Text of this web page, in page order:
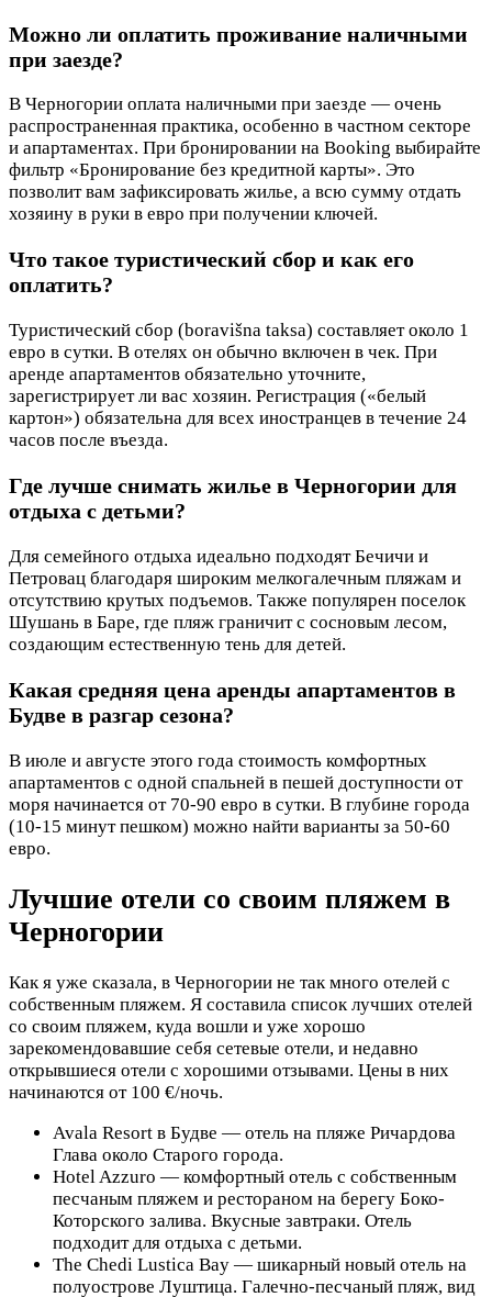
Можно ли оплатить проживание наличными
при заезде?
В Черногории оплата наличными при заезде — очень
распространенная практика, особенно в частном секторе
и апартаментах. При бронировании на Booking выбирайте
фильтр «Бронирование без кредитной карты». Это
позволит вам зафиксировать жилье, а всю сумму отдать
хозяину в руки в евро при получении ключей.
Что такое туристический сбор и как его
оплатить?
Туристический сбор (boravišna taksa) составляет около 1
евро в сутки. В отелях он обычно включен в чек. При
аренде апартаментов обязательно уточните,
зарегистрирует ли вас хозяин. Регистрация («белый
картон») обязательна для всех иностранцев в течение 24
часов после въезда.
Где лучше снимать жилье в Черногории для
отдыха с детьми?
Для семейного отдыха идеально подходят Бечичи и
Петровац благодаря широким мелкогалечным пляжам и
отсутствию крутых подъемов. Также популярен поселок
Шушань в Баре, где пляж граничит с сосновым лесом,
создающим естественную тень для детей.
Какая средняя цена аренды апартаментов в
Будве в разгар сезона?
В июле и августе этого года стоимость комфортных
апартаментов с одной спальней в пешей доступности от
моря начинается от 70-90 евро в сутки. В глубине города
(10-15 минут пешком) можно найти варианты за 50-60
евро.
Лучшие отели со своим пляжем в
Черногории
Как я уже сказала, в Черногории не так много отелей с
собственным пляжем. Я составила список лучших отелей
со своим пляжем, куда вошли и уже хорошо
зарекомендовавшие себя сетевые отели, и недавно
открывшиеся отели с хорошими отзывами. Цены в них
начинаются от 100 €/ночь.
Avala Resort в Будве — отель на пляже Ричардова
Глава около Старого города.
Hotel Azzuro — комфортный отель с собственным
песчаным пляжем и рестораном на берегу Боко-
Которского залива. Вкусные завтраки. Отель
подходит для отдыха с детьми.
The Chedi Lustica Bay — шикарный новый отель на
полуострове Луштица. Галечно-песчаный пляж, вид